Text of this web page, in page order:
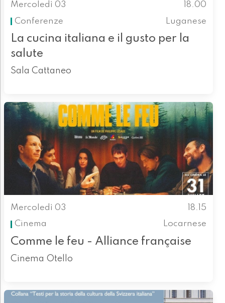
Mercoledì 03
18.00
Conferenze
Luganese
La cucina italiana e il gusto per la
salute
Sala Cattaneo
Mercoledì 03
18.15
Cinema
Locarnese
Comme le feu - Alliance française
Cinema Otello